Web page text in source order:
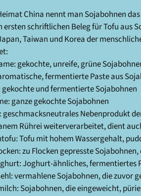
China nennt man Sojabohnen
ersten schriftlichen Beleg für Tofu aus
Taiwan und Korea der
gekochte, unreife, grüne
fermentierte Paste aus
und fermentierte Sojabohnen
ganze gekochte Sojabohnen
geschmacksneutrales Nebenprodukt
Rührei weiterverarbeitet, dient
Tofu mit hohem Wassergehalt,
zu Flocken gepresste
Joghurt-ähnliches, fermentiertes
vermahlene Sojabohnen, die zuvor
Sojabohnen, die eingeweicht,